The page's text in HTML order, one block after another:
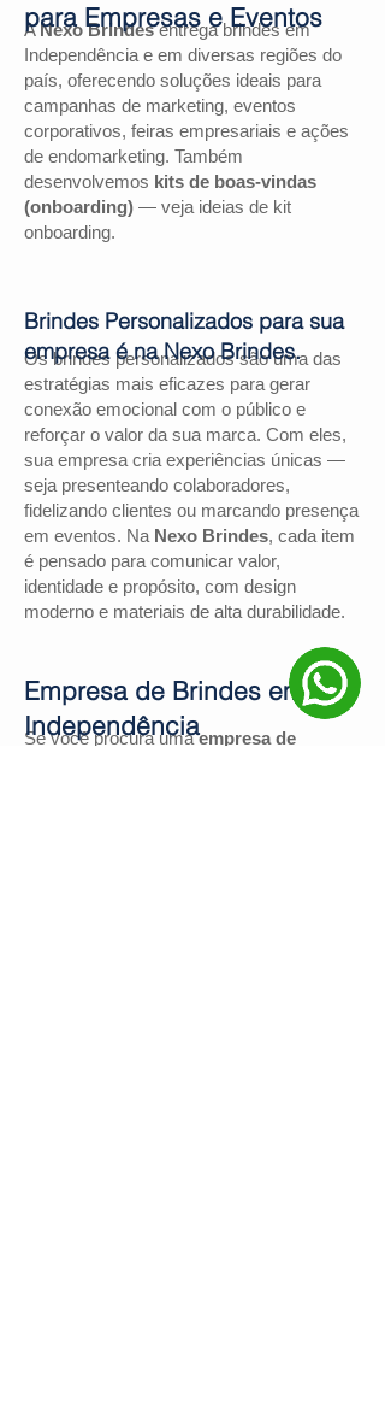
ANexo Brindesentrega brindes em
Independência e em diversas regiões do
país, oferecendo soluções ideais para
campanhas de marketing, eventos
corporativos, feiras empresariais e ações
de endomarketing. Também
desenvolvemos kits de boas-vindas
(onboarding) — veja ideias de kit
onboarding.
Os brindes personalizados são uma das
estratégias mais eficazes para gerar
conexão emocional com o público e
reforçar o valor da sua marca. Com eles,
sua empresa cria experiências únicas —
seja presenteando colaboradores,
fidelizando clientes ou marcando presença
em eventos. Na Nexo Brindes, cada item
é pensado para comunicar valor,
identidade e propósito, com design
moderno e materiais de alta durabilidade.
Se você procura umaempresa de
para Empresas e Eventos
Brindes Personalizados para sua
empresa é na Nexo Brindes.
Empresa de Brindes em
Independência